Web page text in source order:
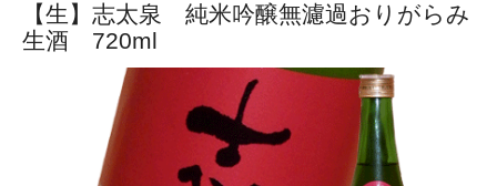
【生】志太泉 純米吟醸無濾過おりがらみ
生酒 720ml